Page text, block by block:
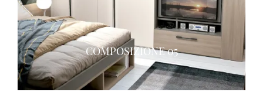
COMPOSIZIONE 05